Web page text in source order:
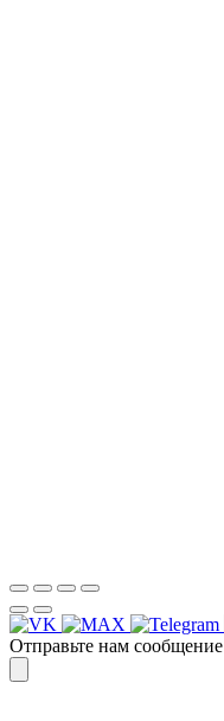
Отправьте нам сообщение